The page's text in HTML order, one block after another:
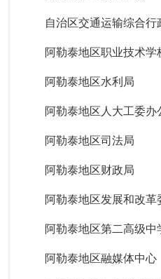
自治区交通运输综合行
阿勒泰地区职业技术学
阿勒泰地区水利局
阿勒泰地区人大工委办
阿勒泰地区司法局
阿勒泰地区财政局
阿勒泰地区发展和改革
阿勒泰地区第二高级中
阿勒泰地区融媒体中心